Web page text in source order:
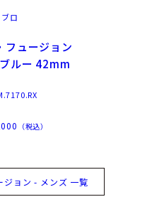
ロ
フュージョン
ルー 42mm
（税込）
ジョン - メンズ 一覧